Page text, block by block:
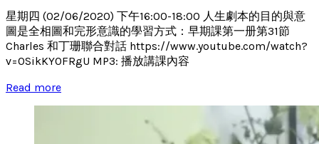
星期四 (02/06/2020) 下午16:00-18:00 人生劇本的目的與意
圖是全相圖和完形意識的學習方式：早期課第一册第31節
Charles 和丁珊聯合對話 https://www.youtube.com/watch?
v=0SikKY0FRgU MP3: 播放講課內容
Read more